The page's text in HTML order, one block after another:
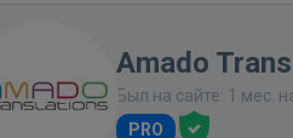
Amado
Был на сайте: 1 мес.
PRO